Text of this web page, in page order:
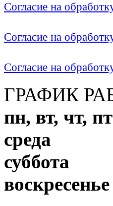
Согласие на
Согласие на
Согласие на
ГРАФИК
пн, вт, чт, пт
среда с
суббота с
воскресенье